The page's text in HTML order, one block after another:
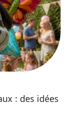
: des idées